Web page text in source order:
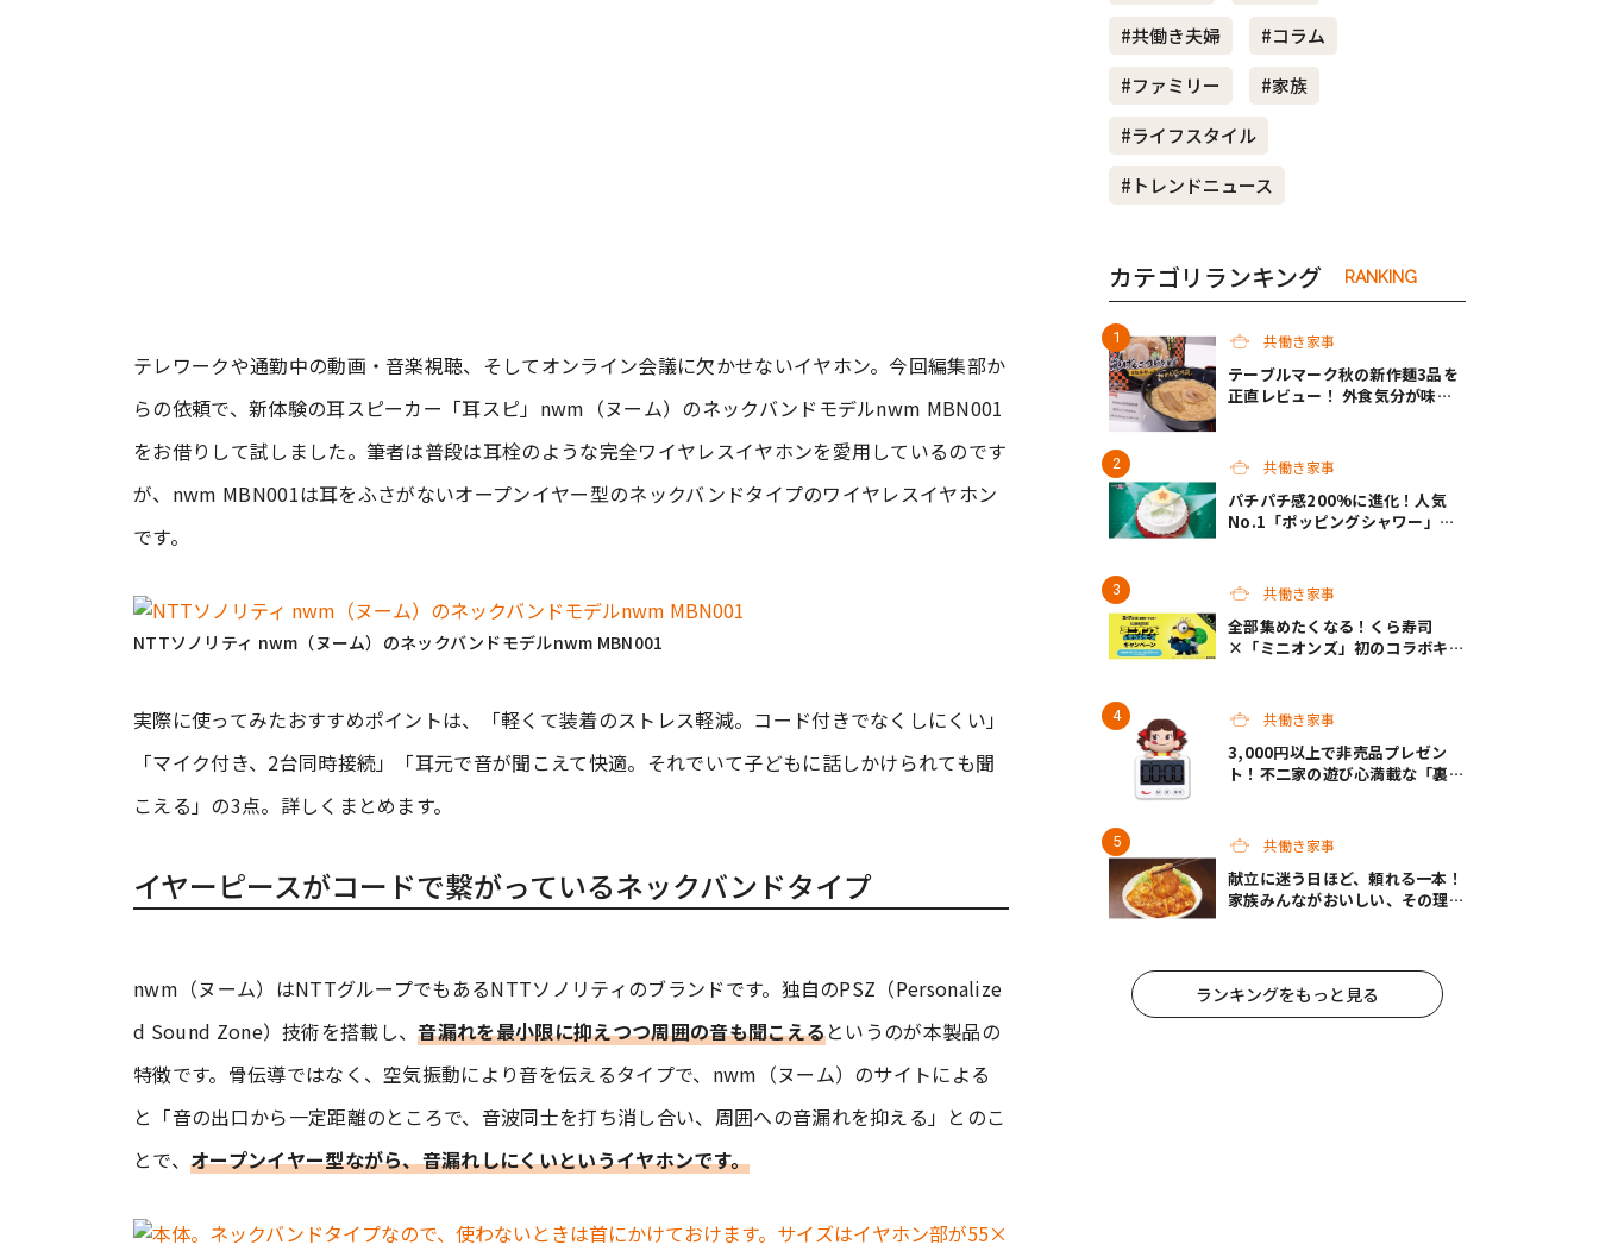
テレワークや通勤中の動画・音楽視聴、そしてオンライン会議に欠かせないイヤホン。今回編集部か
らの依頼で、新体験の耳スピーカー「耳スピ」nwm（ヌーム）のネックバンドモデルnwm MBN001
をお借りして試しました。筆者は普段は耳栓のような完全ワイヤレスイヤホンを愛用しているのです
が、nwm MBN001は耳をふさがないオープンイヤー型のネックバンドタイプのワイヤレスイヤホン
です。
NTTソノリティ nwm（ヌーム）のネックバンドモデルnwm MBN001
実際に使ってみたおすすめポイントは、「軽くて装着のストレス軽減。コード付きでなくしにくい」
「マイク付き、2台同時接続」「耳元で音が聞こえて快適。それでいて子どもに話しかけられても聞
こえる」の3点。詳しくまとめます。
イヤーピースがコードで繋がっているネックバンドタイプ
nwm（ヌーム）はNTTグループでもあるNTTソノリティのブランドです。独自のPSZ（Personalize
d Sound Zone）技術を搭載し、音漏れを最小限に抑えつつ周囲の音も聞こえるというのが本製品の
特徴です。骨伝導ではなく、空気振動により音を伝えるタイプで、nwm（ヌーム）のサイトによる
と「音の出口から一定距離のところで、音波同士を打ち消し合い、周囲への音漏れを抑える」とのこ
とで、 オープンイヤー型ながら、音漏れしにくいというイヤホンです。
#共働き夫婦
#コラム
#ファミリー
#家族
#ライフスタイル
#トレンドニュース
カテゴリランキング RANKING
共働き家事
テーブルマーク秋の新作麺3品を
正直レビュー！ 外食気分が味わ
共働き家事
パチパチ感200%に進化！人気
No.1「ポッピングシャワー」チ
が最高共働き家事
全部集めたくなる！くら寿司
×「ミニオンズ」初のコラボキャ
共働き家事
3,000円以上で非売品プレゼン
ト！不二家の遊び心満載な「裏不
共働き家事
献立に迷う日ほど、頼れる一本！
家族みんながおいしい、その理由
ランキングをもっと見る